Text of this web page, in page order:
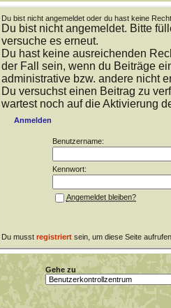
Du bist nicht angemeldet oder du hast keine
Du bist nicht angemeldet. Bitte
versuche es erneut.
Du hast keine ausreichenden
der Fall sein, wenn du Beiträge
administrative bzw. andere nicht
Du versuchst einen Beitrag zu
wartest noch auf die Aktivierung
Anmelden
Benutzername:
Kennwort:
Angemeldet bleiben?
Du musst registriertsein, um diese Seite
Gehe zu